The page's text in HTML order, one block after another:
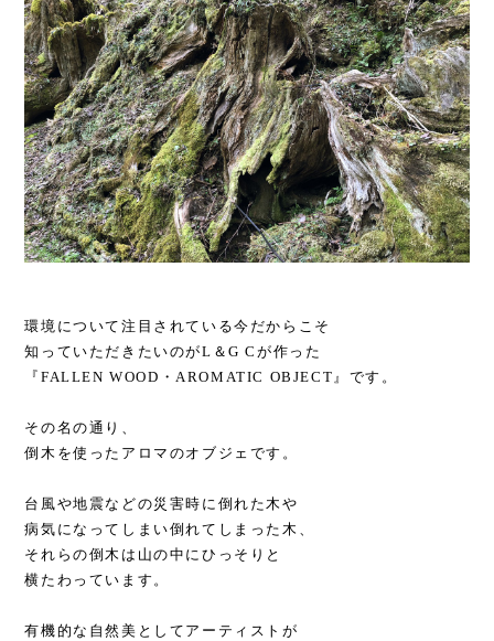
環境について注目されている今だからこそ
知っていただきたいのがL＆G Cが作った
『FALLEN WOOD・AROMATIC OBJECT』です。
その名の通り、
倒木を使ったアロマのオブジェです。
台風や地震などの災害時に倒れた木や
病気になってしまい倒れてしまった木、
それらの倒木は山の中にひっそりと
横たわっています。
有機的な自然美としてアーティストが